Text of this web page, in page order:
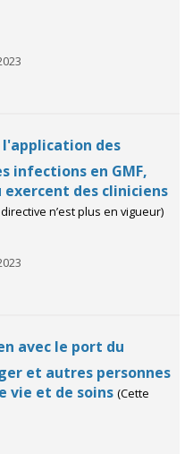
des
infections en GMF,
exercent des cliniciens
n’est plus en vigueur)
avec le port du
et autres personnes
vie et de soins (Cette